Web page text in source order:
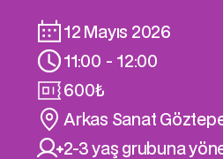
12 Mayıs 2026
11:00 - 12:00
600₺
Arkas Sanat
2-3 yaş grubuna